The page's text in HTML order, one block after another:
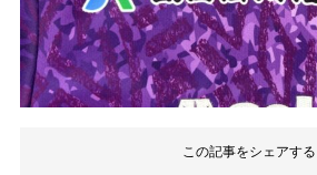
この記事をシェアする